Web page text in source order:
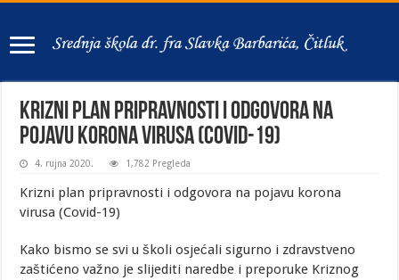
Krizni plan pripravnosti i odgovora na
pojavu korona virusa (Covid-19)
4. rujna 2020. 1,782 Pregleda
Krizni plan pripravnosti i odgovora na pojavu korona
virusa (Covid-19)
Kako bismo se svi u školi osjećali sigurno i zdravstveno
zaštićeno važno je slijediti naredbe i preporuke Kriznog